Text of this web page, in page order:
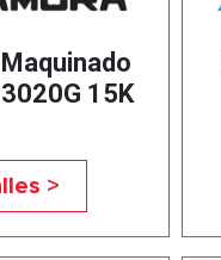
15K
>